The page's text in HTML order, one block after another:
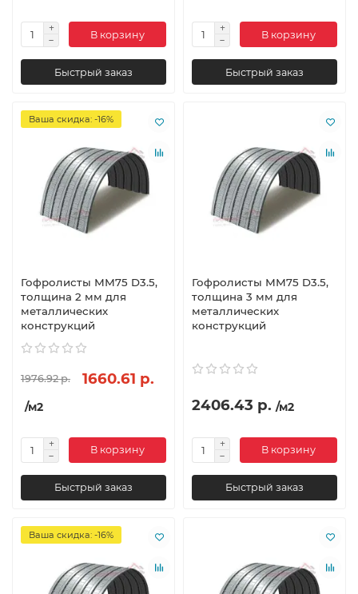
В корзину
Быстрый заказ
В корзину
Быстрый заказ
Ваша скидка: -16%
Гофролисты ММ75 D3.5,
толщина 2 мм для
металлических
конструкций
1976.92 р. 1660.61 р.
/м2
В корзину
Быстрый заказ
Гофролисты ММ75 D3.5,
толщина 3 мм для
металлических
конструкций
2406.43 р. /м2
В корзину
Быстрый заказ
Ваша скидка: -16%